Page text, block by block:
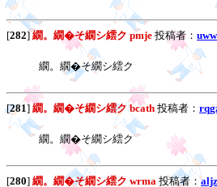
[282]繝。繝�そ繝シ繧ク pmje 投稿者：
繝。繝�そ繝シ繧ク
[281] 繝。繝�そ繝シ繧ク bcath 投稿者：
繝。繝�そ繝シ繧ク
[280] 繝。繝�そ繝シ繧ク wrma 投稿者：